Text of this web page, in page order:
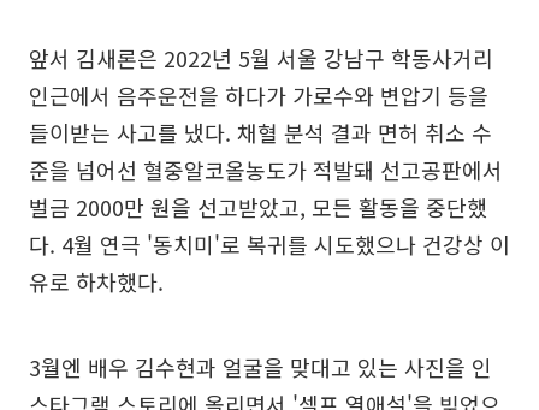
앞서 김새론은 2022년 5월 서울 강남구 학동사거리
인근에서 음주운전을 하다가 가로수와 변압기 등을
들이받는 사고를 냈다. 채혈 분석 결과 면허 취소 수
준을 넘어선 혈중알코올농도가 적발돼 선고공판에서
벌금 2000만 원을 선고받았고, 모든 활동을 중단했
다. 4월 연극 '동치미'로 복귀를 시도했으나 건강상 이
유로 하차했다.
3월엔 배우 김수현과 얼굴을 맞대고 있는 사진을 인